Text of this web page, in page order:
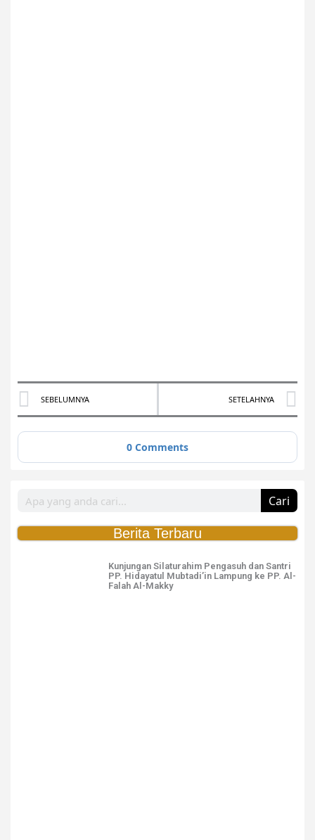
Prev
SEBELUMNYA SETELAHNYA
0 Comments
Search Cari
Berita Terbaru
Kunjungan Silaturahim Pengasuh dan Santri
PP. Hidayatul Mubtadi’in Lampung ke PP. Al-
Falah Al-Makky